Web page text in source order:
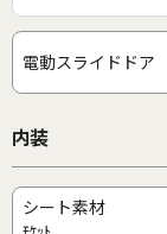
電動スライドドア
内装
シート素材
ﾓｹｯﾄ